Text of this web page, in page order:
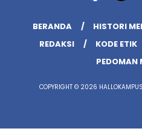
BERANDA HISTORI
REDAKSI
KODE ETIK
PEDOMAN
COPYRIGHT © 2026